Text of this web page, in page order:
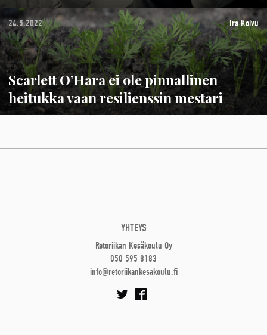
24.5.2022 Ira Koivu
Scarlett O’Hara ei ole pinnallinen
heitukka vaan resilienssin mestari
YHTEYS
Retoriikan Kesäkoulu Oy
050 595 8183
info@retoriikankesakoulu.fi